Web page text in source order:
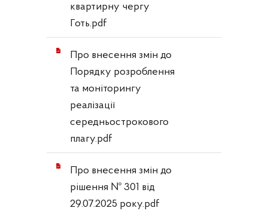
квартирну чергу
Готь.pdf
Про внесення змін до
Порядку розроблення
та моніторингу
реалізації
середньострокового
плагу.pdf
Про внесення змін до
рішення № 301 від
29.07.2025 року.pdf